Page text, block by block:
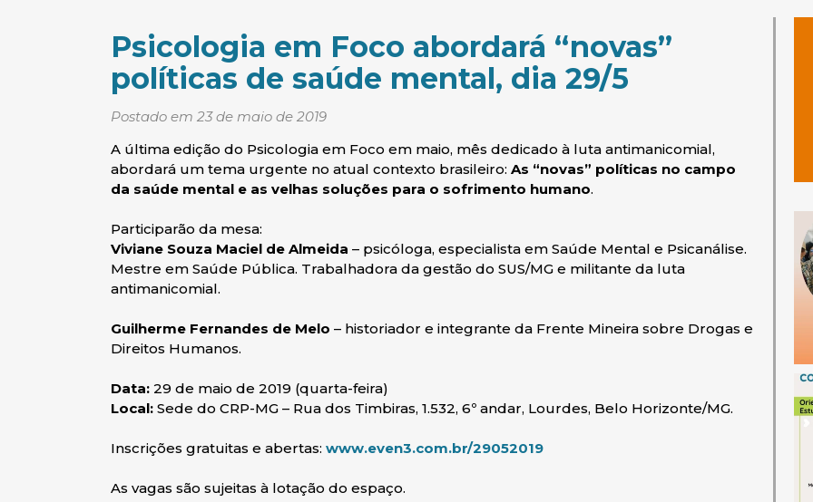
Psicologia em Foco abordará “novas”
políticas de saúde mental, dia 29/5
Postado em 23 de maio de 2019
A última edição do Psicologia em Foco em maio, mês dedicado à luta antimanicomial,
abordará um tema urgente no atual contexto brasileiro: As “novas” políticas no campo
da saúde mental e as velhas soluções para o sofrimento humano.
Participarão da mesa:
Viviane Souza Maciel de Almeida – psicóloga, especialista em Saúde Mental e Psicanálise.
Mestre em Saúde Pública. Trabalhadora da gestão do SUS/MG e militante da luta
antimanicomial.
Guilherme Fernandes de Melo – historiador e integrante da Frente Mineira sobre Drogas e
Direitos Humanos.
Data: 29 de maio de 2019 (quarta-feira)
Local: Sede do CRP-MG – Rua dos Timbiras, 1.532, 6º andar, Lourdes, Belo Horizonte/MG.
Inscrições gratuitas e abertas: www.even3.com.br/29052019(abre em nova janela)
As vagas são sujeitas à lotação do espaço.